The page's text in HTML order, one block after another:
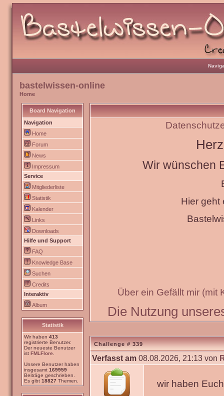
bastelwissen-online
Home
Board Navigation
Navigation
Home
Forum
News
Impressum
Service
Mitgliederliste
Statistik
Kalender
Links
Downloads
Hilfe und Support
FAQ
Knowledge Base
Suchen
Credits
Interaktiv
Album
Statistik
Wir haben 413
registrierte Benutzer.
Der neueste Benutzer
ist FMLFlore
Unsere Benutzer haben
insgesamt 169959
Beiträge geschrieben.
Es gibt 18827 Themen.
Wir wünschen
Hier geht
Über ein Gefällt mir (mit
Die Nutzung
Challenge # 339
Verfasst am 08.08.2026, 21:13 von
wir haben